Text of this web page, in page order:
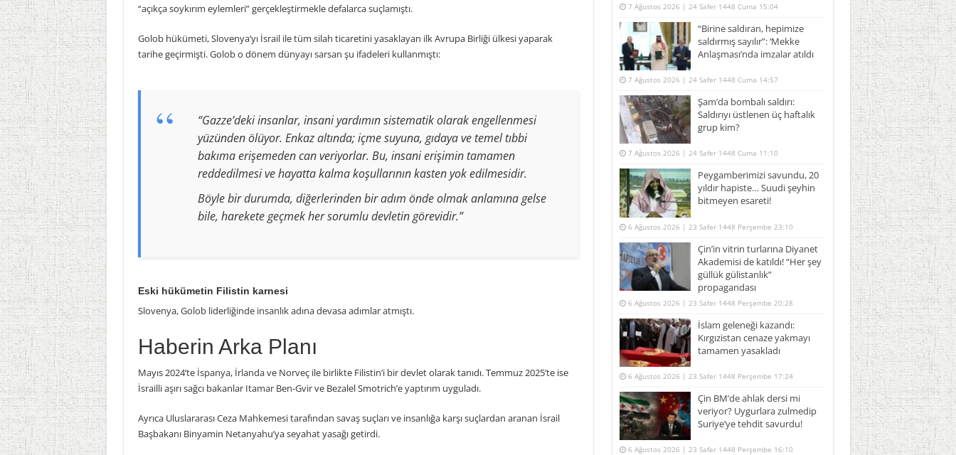
“açıkça soykırım eylemleri” gerçekleştirmekle defalarca suçlamıştı.
Golob hükümeti, Slovenya’yı İsrail ile tüm silah ticaretini yasaklayan ilk Avrupa Birliği ülkesi yaparak
tarihe geçirmişti. Golob o dönem dünyayı sarsan şu ifadeleri kullanmıştı:
“Gazze’deki insanlar, insani yardımın sistematik olarak engellenmesi
yüzünden ölüyor. Enkaz altında; içme suyuna, gıdaya ve temel tıbbi
bakıma erişemeden can veriyorlar. Bu, insani erişimin tamamen
reddedilmesi ve hayatta kalma koşullarının kasten yok edilmesidir.
Böyle bir durumda, diğerlerinden bir adım önde olmak anlamına gelse
bile, harekete geçmek her sorumlu devletin görevidir.”
Eski hükümetin Filistin karnesi
Slovenya, Golob liderliğinde insanlık adına devasa adımlar atmıştı.
Haberin Arka Planı
Mayıs 2024’te İspanya, İrlanda ve Norveç ile birlikte Filistin’i bir devlet olarak tanıdı. Temmuz 2025’te ise
İsrailli aşırı sağcı bakanlar Itamar Ben-Gvir ve Bezalel Smotrich’e yaptırım uyguladı.
Ayrıca Uluslararası Ceza Mahkemesi tarafından savaş suçları ve insanlığa karşı suçlardan aranan İsrail
Başbakanı Binyamin Netanyahu’ya seyahat yasağı getirdi.
7 Ağustos 2026 | 24 Safer 1448 Cuma 15:04
“Birine saldıran, hepimize
saldırmış sayılır”: ‘Mekke
Anlaşması’nda imzalar atıldı
7 Ağustos 2026 | 24 Safer 1448 Cuma 14:57
Şam’da bombalı saldırı:
Saldırıyı üstlenen üç haftalık
grup kim?
7 Ağustos 2026 | 24 Safer 1448 Cuma 11:10
Peygamberimizi savundu, 20
yıldır hapiste… Suudi şeyhin
bitmeyen esareti!
6 Ağustos 2026 | 23 Safer 1448 Perşembe 23:10
Çin’in vitrin turlarına Diyanet
Akademisi de katıldı! “Her şey
güllük gülistanlık”
propagandası
6 Ağustos 2026 | 23 Safer 1448 Perşembe 20:28
İslam geleneği kazandı:
Kırgızistan cenaze yakmayı
tamamen yasakladı
6 Ağustos 2026 | 23 Safer 1448 Perşembe 17:24
Çin BM’de ahlak dersi mi
veriyor? Uygurlara zulmedip
Suriye’ye tehdit savurdu!
6 Ağustos 2026 | 23 Safer 1448 Perşembe 16:10